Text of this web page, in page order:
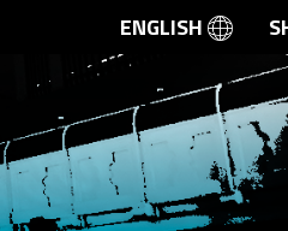
ENGLISH